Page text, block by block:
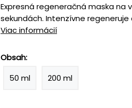
Expresná regeneračná maska na
sekundách. Intenzívne regeneruje
Viac informácií
Obsah:
50 ml
200 ml